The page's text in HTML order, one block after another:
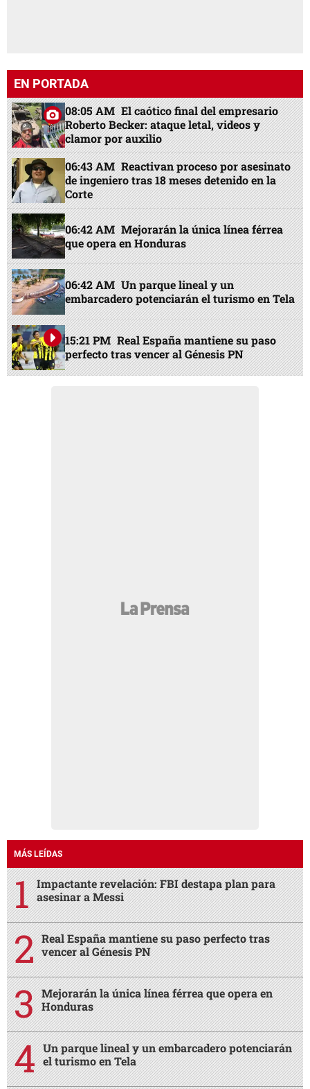
EN PORTADA
08:05 AM El caótico final del empresario
Roberto Becker: ataque letal, videos y
clamor por auxilio
06:43 AM Reactivan proceso por asesinato
de ingeniero tras 18 meses detenido en la
Corte
06:42 AM Mejorarán la única línea férrea
que opera en Honduras
06:42 AM Un parque lineal y un
embarcadero potenciarán el turismo en Tela
15:21 PM Real España mantiene su paso
perfecto tras vencer al Génesis PN
MÁS LEÍDAS
Impactante revelación: FBI destapa plan para
asesinar a Messi
Real España mantiene su paso perfecto tras
vencer al Génesis PN
Mejorarán la única línea férrea que opera en
Honduras
Un parque lineal y un embarcadero potenciarán
el turismo en Tela